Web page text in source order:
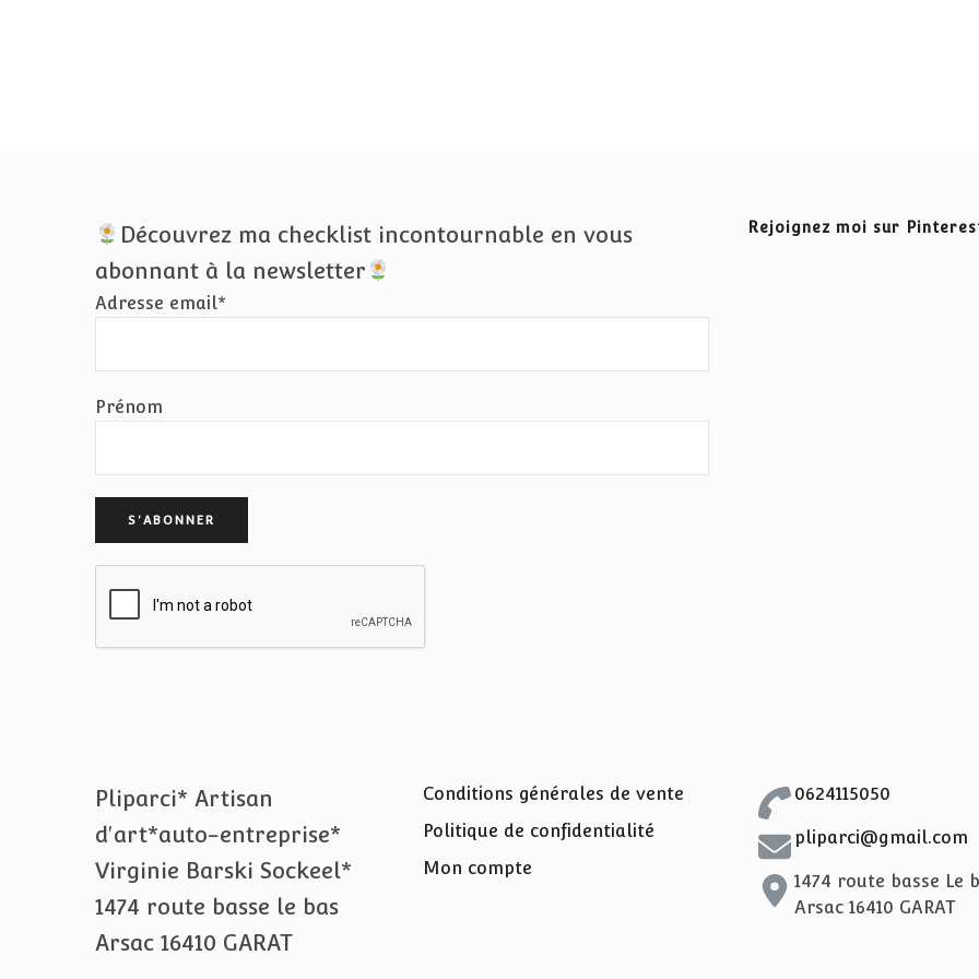
Découvrez ma checklist incontournable en vous
abonnant à la newsletter
Adresse email*
Prénom
Rejoignez moi sur
Pliparci* Artisan
d'art*auto-entreprise*
Virginie Barski Sockeel*
1474 route basse le bas
Arsac 16410 GARAT
Conditions générales de vente
Politique de confidentialité
Mon compte
0624115050
pliparci@gmail.com
1474 route basse Le
Arsac 16410 GARAT